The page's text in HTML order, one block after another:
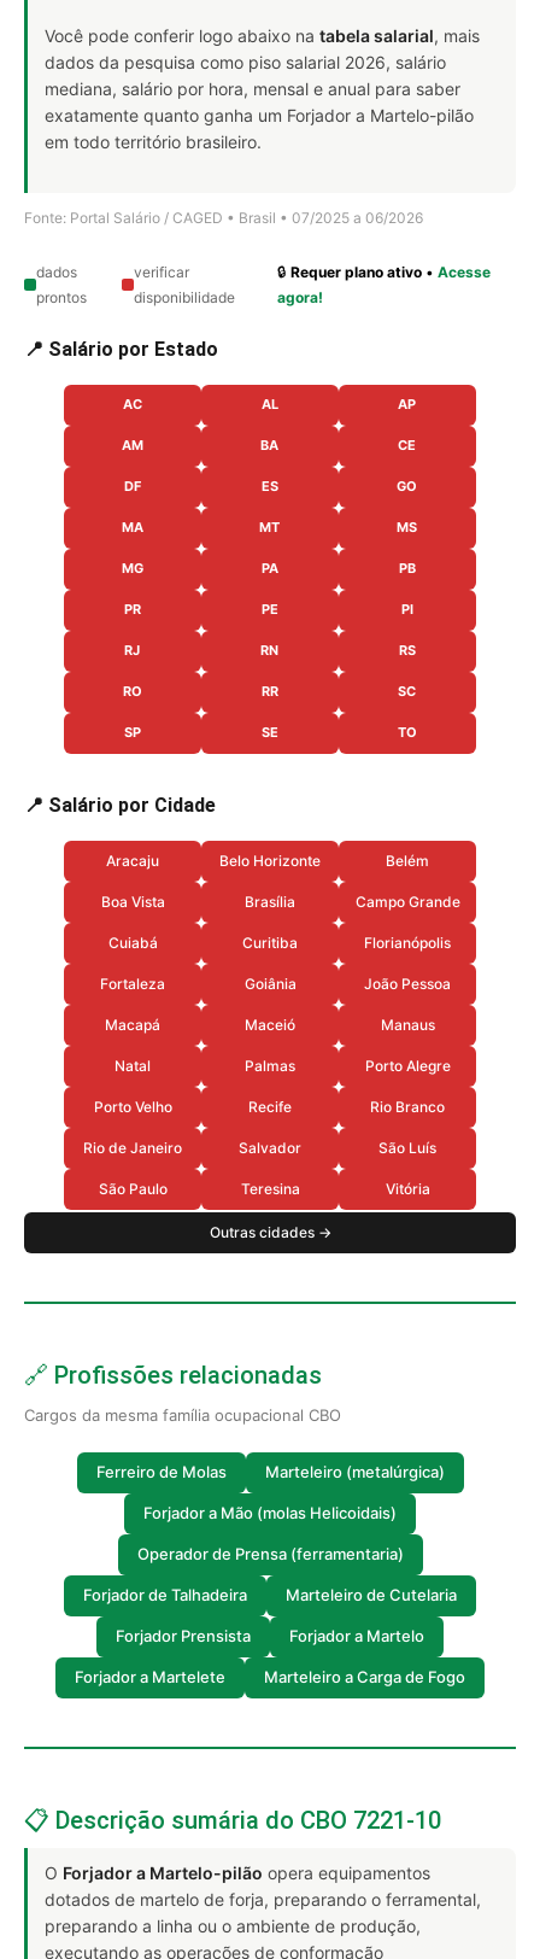
Você pode conferir logo abaixo na tabela salarial, mais
dados da pesquisa como piso salarial 2026, salário
mediana, salário por hora, mensal e anual para saber
exatamente quanto ganha um Forjador a Martelo-pilão
em todo território brasileiro.
Fonte: Portal Salário / CAGED • Brasil • 07/2025 a 06/2026
dados
prontos
verificar
disponibilidade
🔒Requer plano ativo •Acesse
agora!
📍 Salário por Estado
AC AL AP
AM BA CE
DF ES GO
MA MT MS
MG PA PB
PR PE PI
RJ RN RS
RO RR SC
SP SE TO
📍 Salário por Cidade
Aracaju Belo Horizonte Belém
Boa Vista Brasília Campo Grande
Cuiabá Curitiba Florianópolis
Fortaleza Goiânia João Pessoa
Macapá Maceió Manaus
Natal Palmas Porto Alegre
Porto Velho Recife Rio Branco
Rio de Janeiro Salvador São Luís
São Paulo Teresina Vitória
Outras cidades →
🔗 Profissões relacionadas
Cargos da mesma família ocupacional CBO
Ferreiro de Molas Marteleiro (metalúrgica)
Forjador a Mão (molas Helicoidais)
Operador de Prensa (ferramentaria)
Forjador de Talhadeira Marteleiro de Cutelaria
Forjador Prensista Forjador a Martelo
Forjador a Martelete Marteleiro a Carga de Fogo
📋 Descrição sumária do CBO 7221-10
O Forjador a Martelo-pilão opera equipamentos
dotados de martelo de forja, preparando o ferramental,
preparando a linha ou o ambiente de produção,
executando as operações de conformação